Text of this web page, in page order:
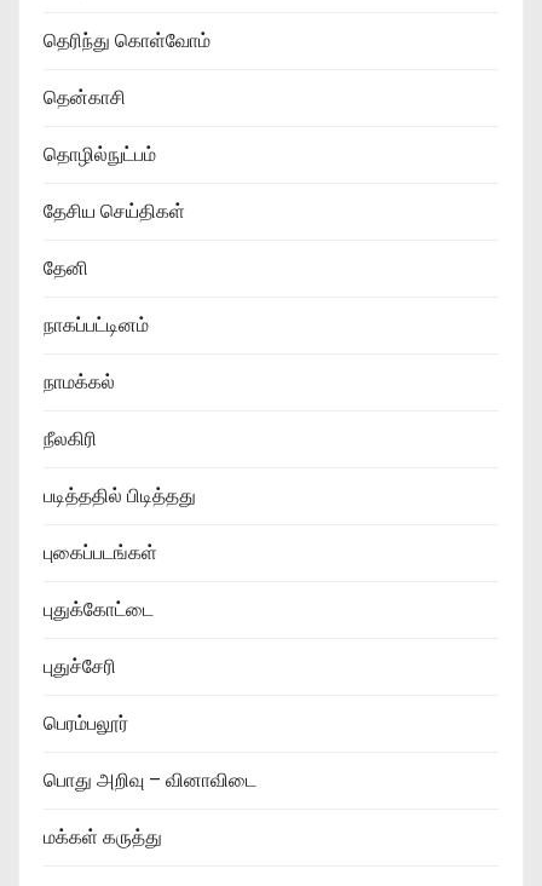
தெரிந்து கொள்வோம்
தென்காசி
தொழில்நுட்பம்
தேசிய செய்திகள்
தேனி
நாகப்பட்டினம்
நாமக்கல்
நீலகிரி
படித்ததில் பிடித்தது
புகைப்படங்கள்
புதுக்கோட்டை
புதுச்சேரி
பெரம்பலூர்
பொது அறிவு – வினாவிடை
மக்கள் கருத்து